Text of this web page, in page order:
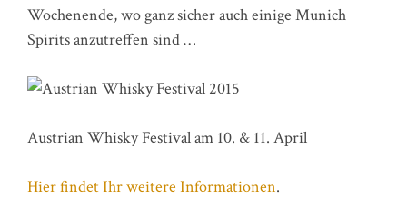
Wochenende, wo ganz sicher auch einige Munich
Spirits anzutreffen sind …
Austrian Whisky Festival am 10. & 11. April
Hier findet Ihr weitere Informationen.